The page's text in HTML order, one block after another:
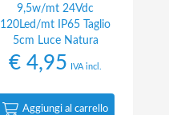
9,5w/mt 24Vdc
120Led/mt IP65 Taglio
5cm Luce Natura
€ 4,95 IVA incl.
Aggiungi al carrello